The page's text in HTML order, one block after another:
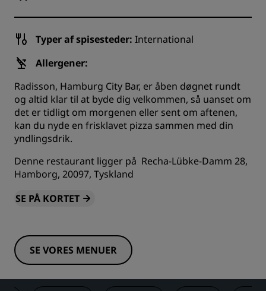
Typer af spisesteder: International
Allergener:
Radisson, Hamburg City Bar, er åben døgnet rundt
og altid klar til at byde dig velkommen, så uanset om
det er tidligt om morgenen eller sent om aftenen,
kan du nyde en frisklavet pizza sammen med din
yndlingsdrik.
Denne restaurant ligger på Recha-Lübke-Damm 28,
Hamborg, 20097, Tyskland
SE PÅ KORTET
SE VORES MENUER